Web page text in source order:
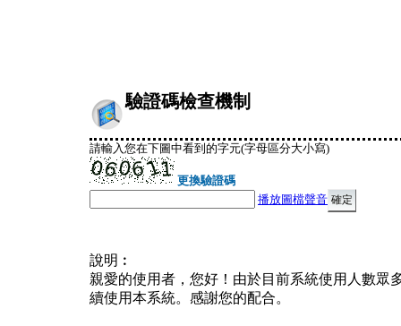
驗證碼檢查機制
請輸入您在下圖中看到的字元(字母區分大小寫)
更換驗證碼
播放圖檔聲音
說明︰
親愛的使用者，您好！由於目前系統使用人數眾
續使用本系統。感謝您的配合。